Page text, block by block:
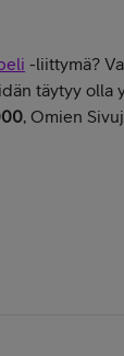
-liittymä?
täytyy olla
, Omien